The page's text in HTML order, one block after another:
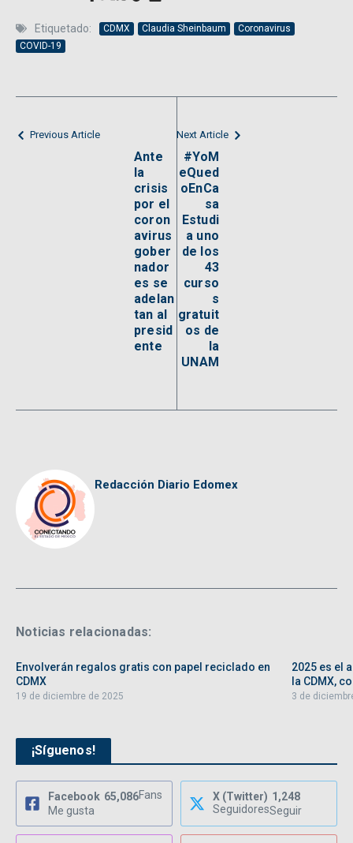
Etiquetado: CDMX Claudia Sheinbaum
Coronavirus
COVID-19
Previous Article
Ante
la
crisis
por el
coron
avirus
gober
nador
es se
adelan
tan al
presid
ente
Next Article
#YoM
eQued
oEnCa
sa
Estudi
a uno
de los
43
curso
s
gratuit
os de
la
UNAM
Redacción Diario Edomex
Noticias relacionadas:
Envolverán regalos gratis con papel reciclado en
CDMX
19 de diciembre de 2025
2025 es el
la CDMX,
3 de
¡Síguenos!
Facebook 65,086Fans
Me gusta
X (Twitter) 1,248
SeguidoresSeguir